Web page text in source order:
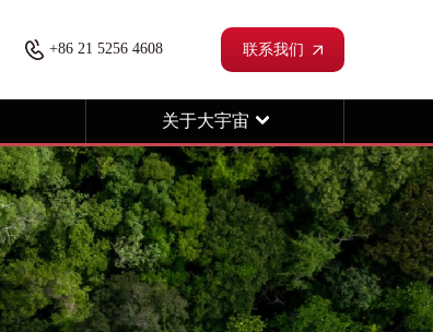
+86 21 5256 4608 联系我们
关于大宇宙